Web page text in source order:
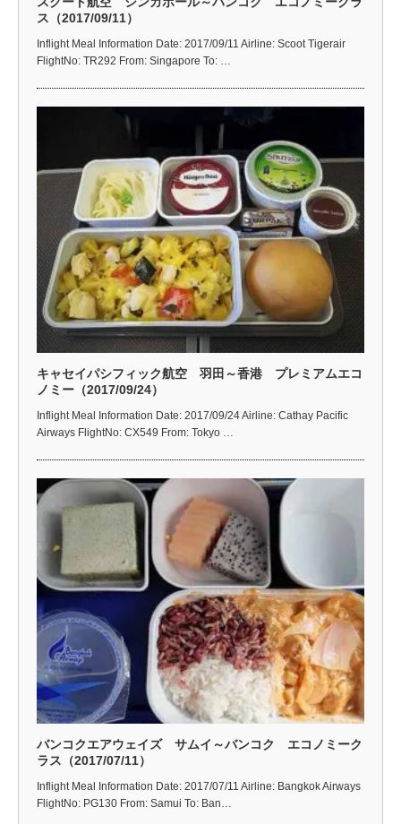
ス（2017/09/11）
Inflight Meal Information Date: 2017/09/11 Airline: Scoot Tigerair
FlightNo: TR292 From: Singapore To: …
キャセイパシフィック航空 羽田～香港 プレミアムエコ
ノミー（2017/09/24）
Inflight Meal Information Date: 2017/09/24 Airline: Cathay Pacific
Airways FlightNo: CX549 From: Tokyo …
バンコクエアウェイズ サムイ～バンコク エコノミーク
ラス（2017/07/11）
Inflight Meal Information Date: 2017/07/11 Airline: Bangkok Airways
FlightNo: PG130 From: Samui To: Ban…